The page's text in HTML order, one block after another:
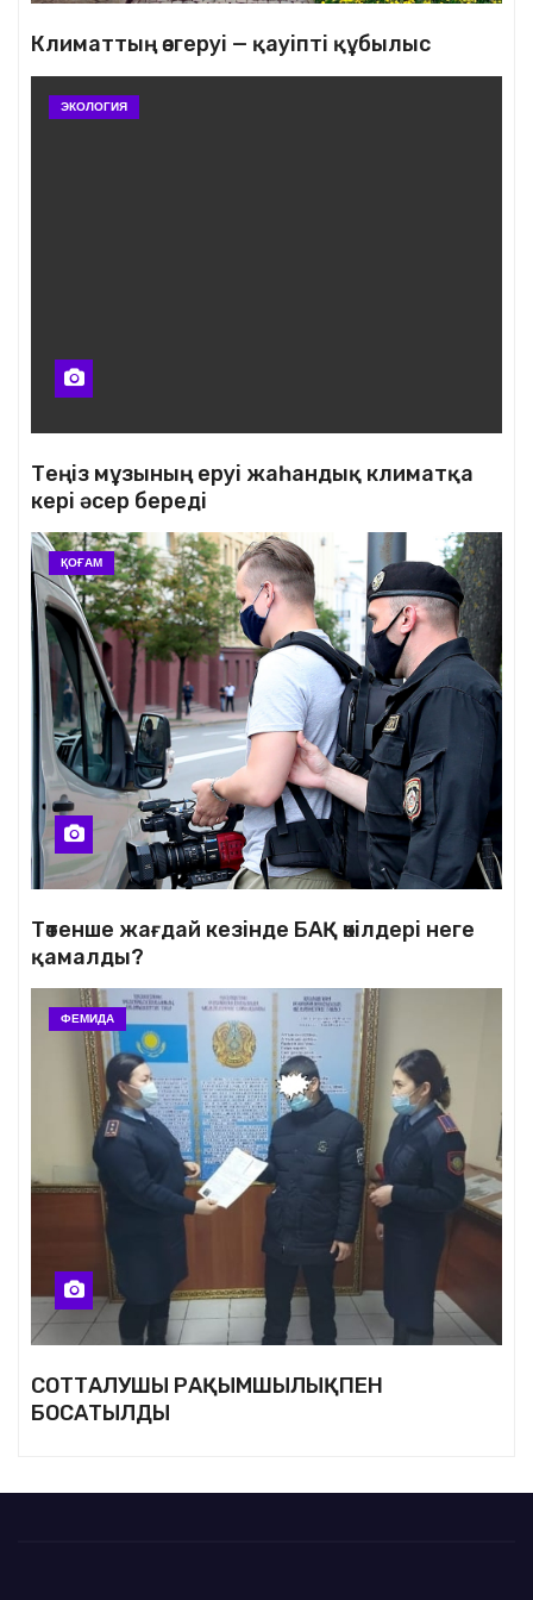
о
з
Климаттың өзгеруі — қауіпті құбылыс
ЭКОЛОГИЯ
Теңіз мұзының еруі жаһандық климатқа
кері әсер береді
ҚОҒАМ
Төтенше жағдай кезінде БАҚ өкілдері неге
қамалды?
ФЕМИДА
СОТТАЛУШЫ РАҚЫМШЫЛЫҚПЕН
БОСАТЫЛДЫ